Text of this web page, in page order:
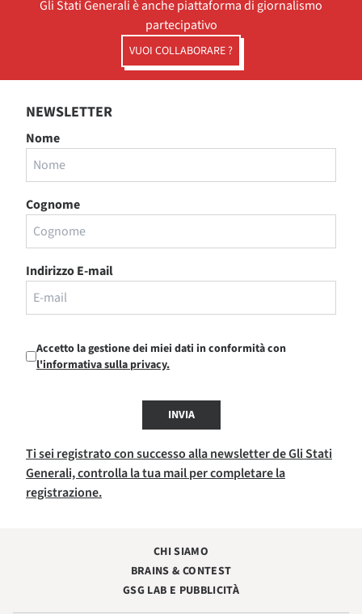
Gli Stati Generali è anche piattaforma di giornalismo
partecipativo
VUOI COLLABORARE ?
NEWSLETTER
Nome
Cognome
Indirizzo E-mail
Accetto la gestione dei miei dati in conformità con
l'informativa sulla privacy.
INVIA
Ti sei registrato con successo alla newsletter de Gli Stati
Generali, controlla la tua mail per completare la
registrazione.
CHI SIAMO
BRAINS & CONTEST
GSG LAB E PUBBLICITÀ